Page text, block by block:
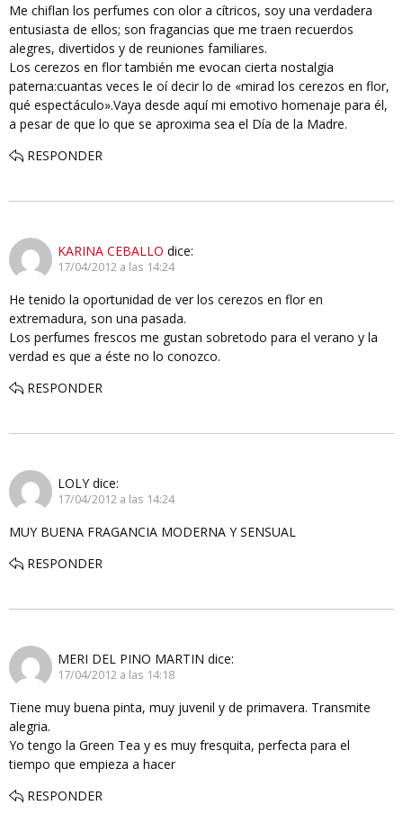
Me chiflan los perfumes con olor a cítricos, soy una verdadera
entusiasta de ellos; son fragancias que me traen recuerdos
alegres, divertidos y de reuniones familiares.
Los cerezos en flor también me evocan cierta nostalgia
paterna:cuantas veces le oí decir lo de «mirad los cerezos en flor,
qué espectáculo».Vaya desde aquí mi emotivo homenaje para él,
a pesar de que lo que se aproxima sea el Día de la Madre.
RESPONDER
KARINA CEBALLO dice:
17/04/2012 a las 14:24
He tenido la oportunidad de ver los cerezos en flor en
extremadura, son una pasada.
Los perfumes frescos me gustan sobretodo para el verano y la
verdad es que a éste no lo conozco.
RESPONDER
LOLY dice:
17/04/2012 a las 14:24
MUY BUENA FRAGANCIA MODERNA Y SENSUAL
RESPONDER
MERI DEL PINO MARTIN dice:
17/04/2012 a las 14:18
Tiene muy buena pinta, muy juvenil y de primavera. Transmite
alegria.
Yo tengo la Green Tea y es muy fresquita, perfecta para el
tiempo que empieza a hacer
RESPONDER